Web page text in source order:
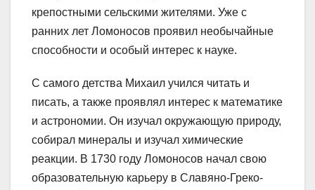
крепостными сельскими жителями. Уже с
ранних лет Ломоносов проявил необычайные
способности и особый интерес к науке.
С самого детства Михаил учился читать и
писать, а также проявлял интерес к математике
и астрономии. Он изучал окружающую природу,
собирал минералы и изучал химические
реакции. В 1730 году Ломоносов начал свою
образовательную карьеру в Славяно-Греко-